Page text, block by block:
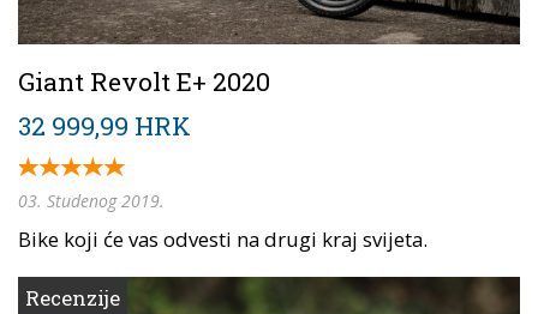
Giant Revolt E+ 2020
32 999,99 HRK
03. Studenog 2019.
Bike koji će vas odvesti na drugi kraj svijeta.
Recenzije